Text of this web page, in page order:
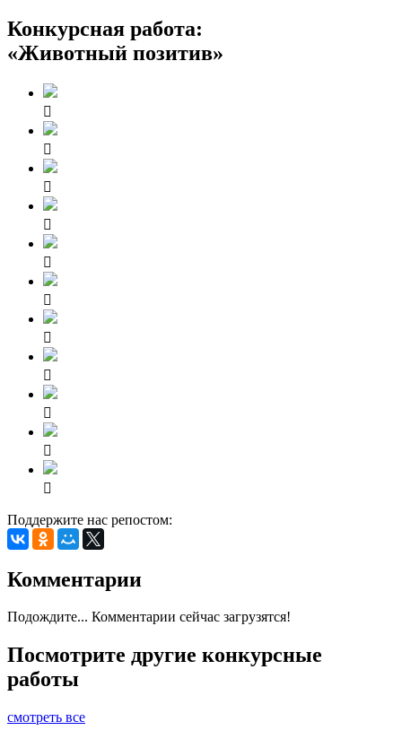
Конкурсная работа:
«Животный позитив»











Поддержите нас репостом:
Комментарии
Подождите... Комментарии сейчас загрузятся!
Посмотрите другие конкурсные
работы
смотреть все